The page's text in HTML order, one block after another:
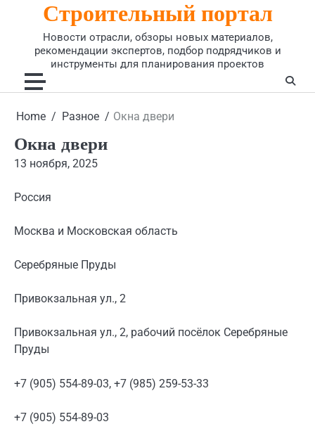
Строительный портал
Новости отрасли, обзоры новых материалов,
рекомендации экспертов, подбор подрядчиков и
инструменты для планирования проектов
Home Разное Окна двери
Окна двери
13 ноября, 2025
Россия
Москва и Московская область
Серебряные Пруды
Привокзальная ул., 2
Привокзальная ул., 2, рабочий посёлок Серебряные
Пруды
+7 (905) 554-89-03, +7 (985) 259-53-33
+7 (905) 554-89-03